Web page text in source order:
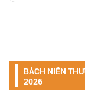
BÁCH NIÊN
2026